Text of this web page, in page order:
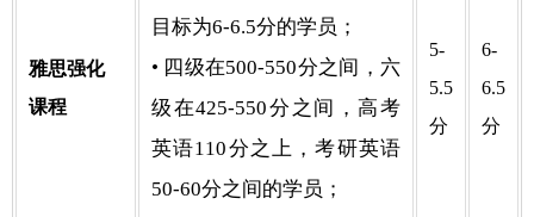
雅思强化
课程
目标为6-6.5分的学员；
• 四级在500-550分之间，六
级在425-550分之间，高考
英语110分之上，考研英语
50-60分之间的学员；
5-
5.5
分
6-
6.5
分